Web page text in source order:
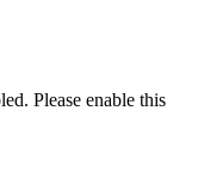
Please enable this